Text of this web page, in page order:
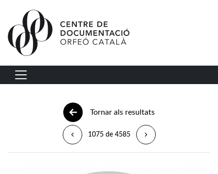
Vés al contingut
Navegació principal
Tornar als resultats
1075 de 4585